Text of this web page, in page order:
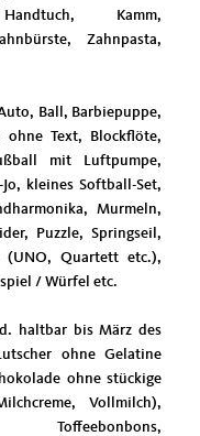
Kamm,
Zahnpasta,
Ball, Barbiepuppe,
ohne Text, Blockflöte,
mit Luftpumpe,
kleines Softball-Set,
Murmeln,
Puzzle, Springseil,
(UNO, Quartett etc.),
/ Würfel etc.
haltbar bis März des
ohne Gelatine
ohne stückige
Vollmilch),
Toffeebonbons,